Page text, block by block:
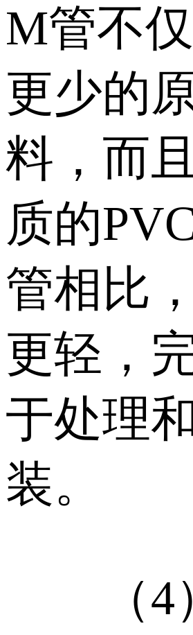
M管不
更少的
料，而
质的
管相比
更轻，
于处理
装。
（